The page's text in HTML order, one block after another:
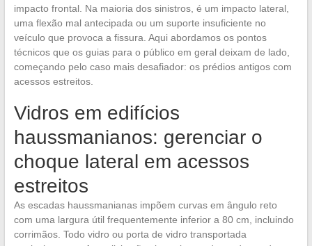
impacto frontal. Na maioria dos sinistros, é um impacto lateral,
uma flexão mal antecipada ou um suporte insuficiente no
veículo que provoca a fissura. Aqui abordamos os pontos
técnicos que os guias para o público em geral deixam de lado,
começando pelo caso mais desafiador: os prédios antigos com
acessos estreitos.
Vidros em edifícios
haussmanianos: gerenciar o
choque lateral em acessos
estreitos
As escadas haussmanianas impõem curvas em ângulo reto
com uma largura útil frequentemente inferior a 80 cm, incluindo
corrimãos. Todo vidro ou porta de vidro transportada